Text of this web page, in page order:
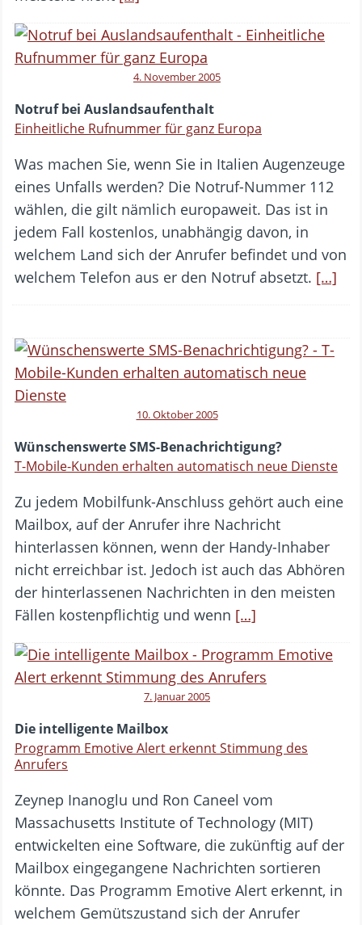
4. November 2005
Notruf bei Auslandsaufenthalt
Einheitliche Rufnummer für ganz Europa
Was machen Sie, wenn Sie in Italien Augenzeuge
eines Unfalls werden? Die Notruf-Nummer 112
wählen, die gilt nämlich europaweit. Das ist in
jedem Fall kostenlos, unabhängig davon, in
welchem Land sich der Anrufer befindet und von
welchem Telefon aus er den Notruf absetzt. […]
10. Oktober 2005
Wünschenswerte SMS-Benachrichtigung?
T-Mobile-Kunden erhalten automatisch neue Dienste
Zu jedem Mobilfunk-Anschluss gehört auch eine
Mailbox, auf der Anrufer ihre Nachricht
hinterlassen können, wenn der Handy-Inhaber
nicht erreichbar ist. Jedoch ist auch das Abhören
der hinterlassenen Nachrichten in den meisten
Fällen kostenpflichtig und wenn […]
7. Januar 2005
Die intelligente Mailbox
Programm Emotive Alert erkennt Stimmung des
Anrufers
Zeynep Inanoglu und Ron Caneel vom
Massachusetts Institute of Technology (MIT)
entwickelten eine Software, die zukünftig auf der
Mailbox eingegangene Nachrichten sortieren
könnte. Das Programm Emotive Alert erkennt, in
welchem Gemütszustand sich der Anrufer